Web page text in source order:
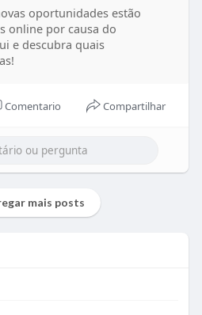
oportunidades estão
online por causa do
e descubra quais
Comentario Compartilhar
mais posts